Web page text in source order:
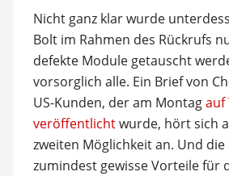
Nicht ganz klar wurde
Bolt im Rahmen des Rückrufs
defekte Module getauscht
vorsorglich alle. Ein Brief von
US-Kunden, der am Montagauf
veröffentlichtwurde, hört sich
zweiten Möglichkeit an. Und
zumindest gewisse Vorteile für